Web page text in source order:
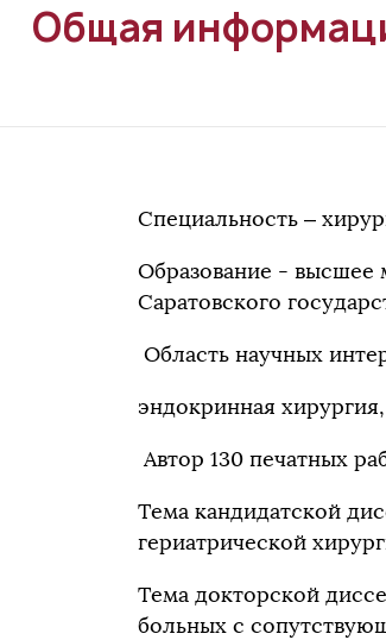
Общая
Специальность –
Образование - высшее
Саратовского
Область научных
эндокринная
Автор 130 печатных
Тема кандидатской
гериатрической
Тема докторской
больных с